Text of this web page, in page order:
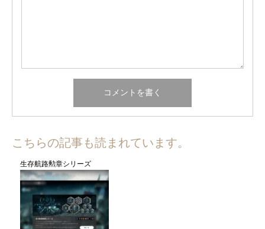
こちらの記事も読まれています。
生存航路勲章シリーズ